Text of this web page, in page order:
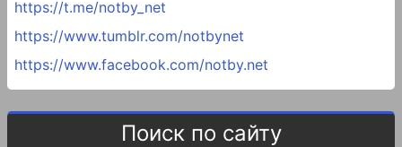
https://t.me/notby_net
https://www.tumblr.com/notbynet
https://www.facebook.com/notby.net
Поиск по сайту